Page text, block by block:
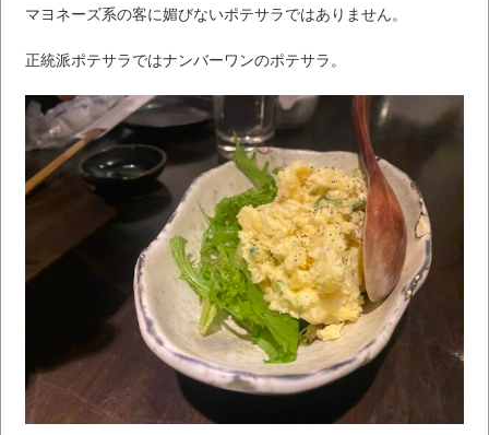
マヨネーズ系の客に媚びないポテサラではありません。
正統派ポテサラではナンバーワンのポテサラ。